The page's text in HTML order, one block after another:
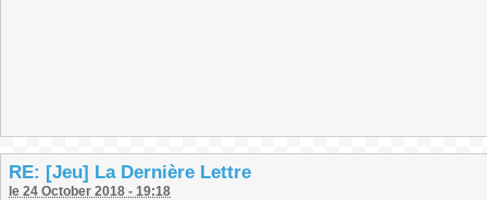
RE: [Jeu] La Dernière Lettre
le 24 October 2018 - 19:18